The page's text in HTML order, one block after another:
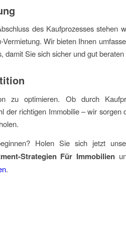
des Kaufprozesses stehen
Wir bieten Ihnen
damit Sie sich sicher und gut beraten
optimieren. Ob durch
der richtigen Immobilie – wir sorgen
Holen Sie sich jetzt
Strategien Für Immobilien
.